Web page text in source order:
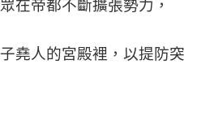
在帝都不斷擴張勢力，
堯人的宮殿裡，以提防突